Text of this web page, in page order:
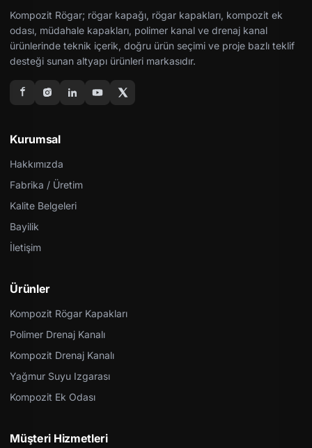
Kompozit Rögar; rögar kapağı, rögar kapakları, kompozit ek
odası, müdahale kapakları, polimer kanal ve drenaj kanal
ürünlerinde teknik içerik, doğru ürün seçimi ve proje bazlı teklif
desteği sunan altyapı ürünleri markasıdır.
Kurumsal
Hakkımızda
Fabrika / Üretim
Kalite Belgeleri
Bayilik
İletişim
Ürünler
Kompozit Rögar Kapakları
Polimer Drenaj Kanalı
Kompozit Drenaj Kanalı
Yağmur Suyu Izgarası
Kompozit Ek Odası
Müşteri Hizmetleri